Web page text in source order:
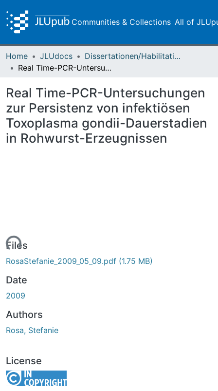
Communities & Collections All of
Home JLUdocs
Dissertationen/Habilitationen
Real Time-PCR-Untersuchungen zur Persistenz von infektiösen Toxoplasma gondii-Dauerstadien in Rohwurst-Erzeugnissen
Real Time-PCR-Untersuchungen
zur Persistenz von infektiösen
Toxoplasma gondii-Dauerstadien
in Rohwurst-Erzeugnissen
Files
RosaStefanie_2009_05_09.pdf (1.75 MB)
Date
2009
Authors
Rosa, Stefanie
License